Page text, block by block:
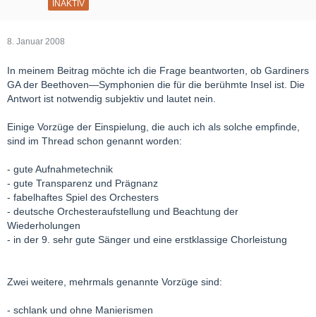
INAKTIV
8. Januar 2008
In meinem Beitrag möchte ich die Frage beantworten, ob Gardiners
GA der Beethoven—Symphonien die für die berühmte Insel ist. Die
Antwort ist notwendig subjektiv und lautet nein.
Einige Vorzüge der Einspielung, die auch ich als solche empfinde,
sind im Thread schon genannt worden:
- gute Aufnahmetechnik
- gute Transparenz und Prägnanz
- fabelhaftes Spiel des Orchesters
- deutsche Orchesteraufstellung und Beachtung der
Wiederholungen
- in der 9. sehr gute Sänger und eine erstklassige Chorleistung
Zwei weitere, mehrmals genannte Vorzüge sind:
- schlank und ohne Manierismen